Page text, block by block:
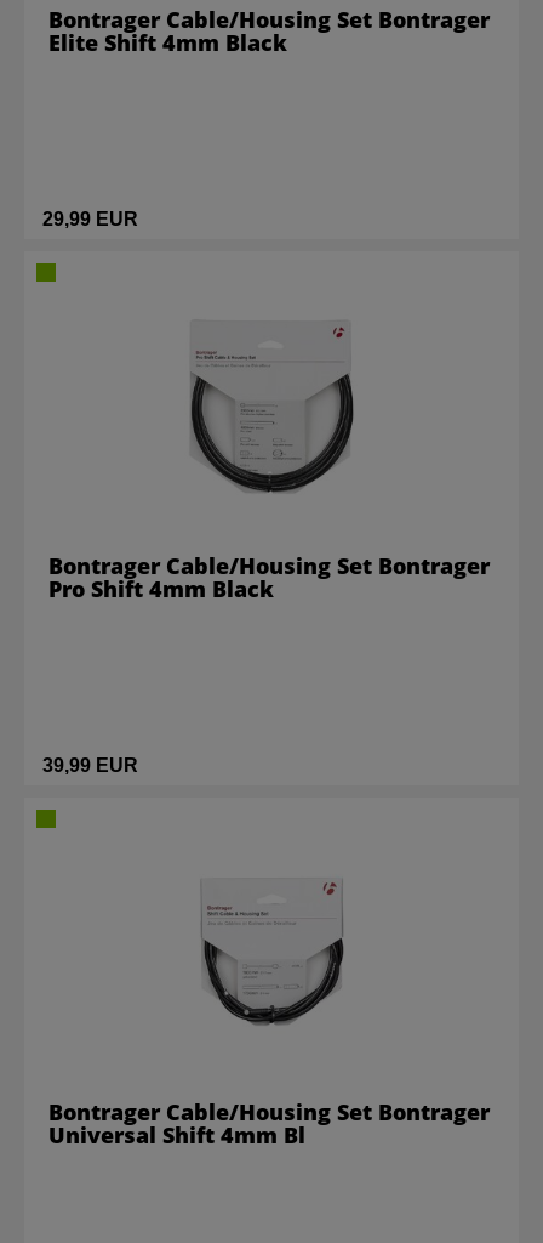
29,99 EUR
Bontrager Cable/Housing Set Bontrager
Elite Shift 4mm Black
39,99 EUR
Bontrager Cable/Housing Set Bontrager
Pro Shift 4mm Black
Bontrager Cable/Housing Set Bontrager
Universal Shift 4mm Bl